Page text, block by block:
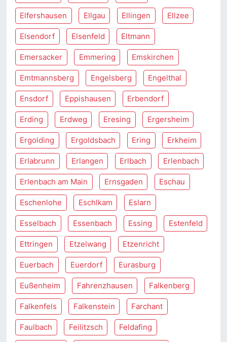
Elfershausen Ellgau Ellingen Ellzee
Elsendorf Elsenfeld Eltmann
Emersacker Emmering Emskirchen
Emtmannsberg Engelsberg Engelthal
Ensdorf Eppishausen Erbendorf
Erding Erdweg Eresing Ergersheim
Ergolding Ergoldsbach Ering Erkheim
Erlabrunn Erlangen Erlbach Erlenbach
Erlenbach am Main Ernsgaden Eschau
Eschenlohe Eschlkam Eslarn
Esselbach Essenbach Essing Estenfeld
Ettringen Etzelwang Etzenricht
Euerbach Euerdorf Eurasburg
Eußenheim Fahrenzhausen Falkenberg
Falkenfels Falkenstein Farchant
Faulbach Feilitzsch Feldafing